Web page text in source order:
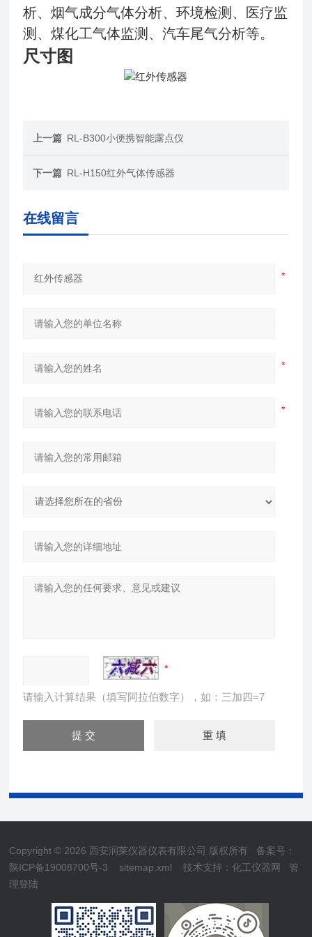
析、烟气成分气体分析、环境检测、医疗监
测、煤化工气体监测、汽车尾气分析等。
尺寸图
上一篇 RL-B300小便携智能露点仪
下一篇 RL-H150红外气体传感器
在线留言
请输入计算结果（填写阿拉伯数字），如：三加四=7
Copyright © 2026 西安润莱仪器仪表有限公司 版权所有 备案号：
陕ICP备19008700号-3
sitemap.xml 技术支持：化工仪器网
管
理登陆